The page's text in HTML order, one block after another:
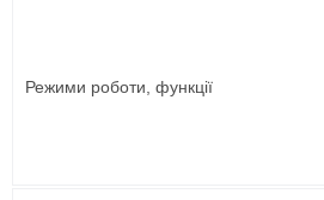
Режими роботи, функції